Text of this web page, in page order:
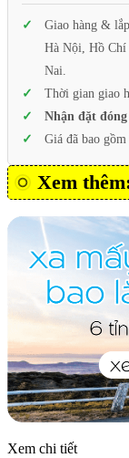
Giao hàng &
Hà Nội, Hồ
Nai.
Thời gian giao
Nhận đặt
Giá đã bao
Xem
Xem chi tiết